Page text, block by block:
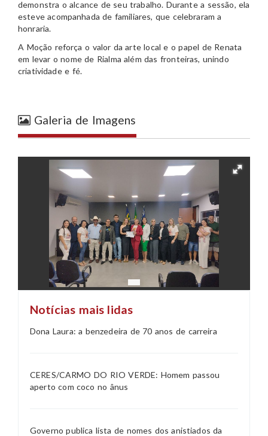
demonstra o alcance de seu trabalho. Durante a sessão, ela
esteve acompanhada de familiares, que celebraram a
honraria.
A Moção reforça o valor da arte local e o papel de Renata
em levar o nome de Rialma além das fronteiras, unindo
criatividade e fé.
Galeria de Imagens
Notícias mais lidas
Dona Laura: a benzedeira de 70 anos de carreira
CERES/CARMO DO RIO VERDE: Homem passou
aperto com coco no ânus
Governo publica lista de nomes dos anistiados da